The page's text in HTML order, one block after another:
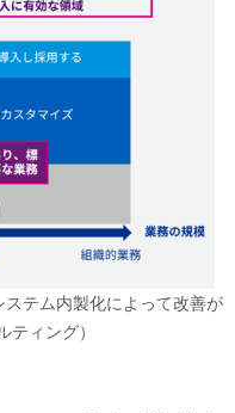
テム内製化によって改善が
ィング）